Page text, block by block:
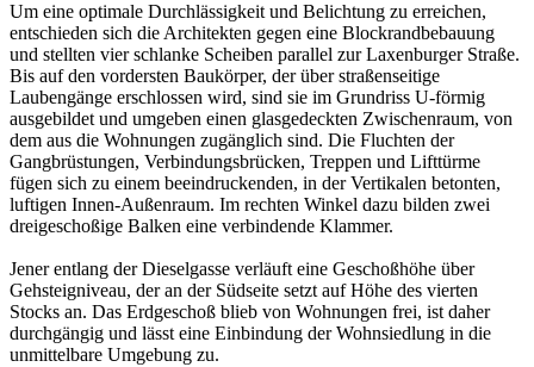
Um eine optimale Durchlässigkeit und Belichtung zu erreichen,
entschieden sich die Architekten gegen eine Blockrandbebauung
und stellten vier schlanke Scheiben parallel zur Laxenburger Straße.
Bis auf den vordersten Baukörper, der über straßenseitige
Laubengänge erschlossen wird, sind sie im Grundriss U-förmig
ausgebildet und umgeben einen glasgedeckten Zwischenraum, von
dem aus die Wohnungen zugänglich sind. Die Fluchten der
Gangbrüstungen, Verbindungsbrücken, Treppen und Lifttürme
fügen sich zu einem beeindruckenden, in der Vertikalen betonten,
luftigen Innen-Außenraum. Im rechten Winkel dazu bilden zwei
dreigeschoßige Balken eine verbindende Klammer.
Jener entlang der Dieselgasse verläuft eine Geschoßhöhe über
Gehsteigniveau, der an der Südseite setzt auf Höhe des vierten
Stocks an. Das Erdgeschoß blieb von Wohnungen frei, ist daher
durchgängig und lässt eine Einbindung der Wohnsiedlung in die
unmittelbare Umgebung zu.